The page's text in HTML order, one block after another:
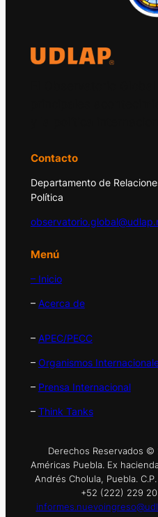
Contacto
Departamento de
Política
Menú
– Inicio
– Acerca de
– APEC/PECC
– Organismos
– Prensa Internacional
– Think Tanks
Derechos Reservados ©
Américas Puebla. Ex
Andrés Cholula, Puebla.
+52 (222) 229